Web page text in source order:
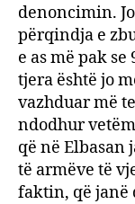
denoncimin.
përqindja e
e as më pak
tjera është jo
vazhduar më
ndodhur
që në Elbasan
të armëve të
faktin, që janë